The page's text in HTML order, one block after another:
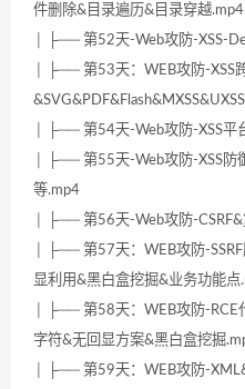
件删除&目录遍历&目录穿越.mp4
│ ├── 第52天-Web攻防-XSS-
│ ├── 第53天：WEB攻防-XSS
│ ├── 第54天-Web攻防-XSS平
│ ├── 第55天-Web攻防-XSS防
等.mp4
│ ├── 第56天-Web攻防-
│ ├── 第57天：WEB攻防-
显利用&黑白盒挖掘&业务功能点
│ ├── 第58天：WEB攻防-
字符&无回显方案&黑白盒挖掘
│ ├── 第59天：WEB攻防-